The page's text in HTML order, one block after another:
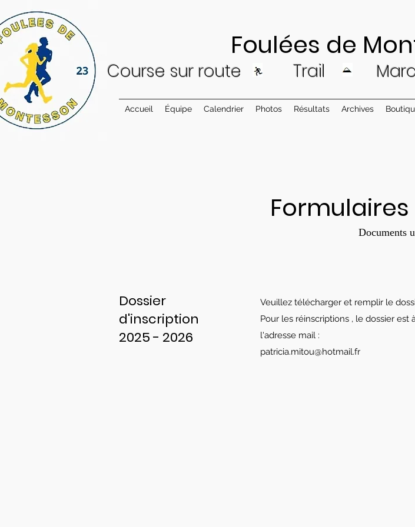
Foulées de
Course sur route Trail Ma
Accueil Équipe Calendrier Photos Résultats Archives
Documents
Dossier
d'inscription
2025 - 2026
Veuillez télécharger et remplir le
Pour les réinscriptions , le dossier
l'adresse mail :
patricia.mitou@hotmail.fr